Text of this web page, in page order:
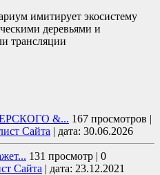
имитирует экосистему
деревьями и
трансляции
&... 167 просмотров |
Сайта | дата: 30.06.2026
131 просмотр | 0
Сайта | дата: 23.12.2021